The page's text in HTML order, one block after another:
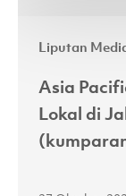
2024
(detik.com)
Liputan
Pacific
Rayon
Gandeng
Jenama
Asia
Lokal di